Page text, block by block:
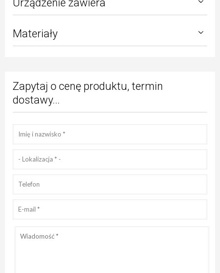
Urządzenie zawiera
Materiały
Zapytaj o cenę produktu, termin
dostawy...